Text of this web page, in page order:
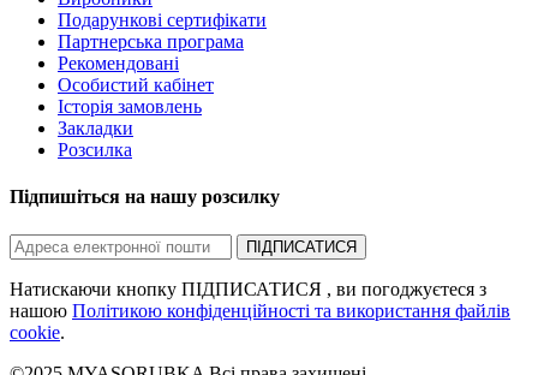
Подарункові сертифікати
Партнерська програма
Рекомендовані
Особистий кабінет
Історія замовлень
Закладки
Розсилка
Підпишіться на нашу розсилку
ПІДПИСАТИСЯ
Натискаючи кнопку ПІДПИСАТИСЯ , ви погоджуєтеся з
нашою Політикою конфіденційності та використання файлів
cookie.